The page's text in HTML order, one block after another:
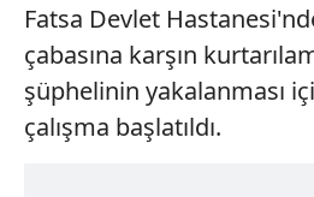
Fatsa Devlet
çabasına karşın
şüphelinin yakalanması
çalışma başlatıldı.